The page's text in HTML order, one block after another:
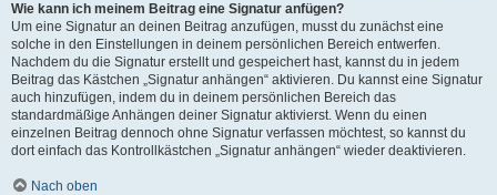
Wie kann ich meinem Beitrag eine Signatur anfügen?
Um eine Signatur an deinen Beitrag anzufügen, musst du zunächst eine
solche in den Einstellungen in deinem persönlichen Bereich entwerfen.
Nachdem du die Signatur erstellt und gespeichert hast, kannst du in jedem
Beitrag das Kästchen „Signatur anhängen“ aktivieren. Du kannst eine Signatur
auch hinzufügen, indem du in deinem persönlichen Bereich das
standardmäßige Anhängen deiner Signatur aktivierst. Wenn du einen
einzelnen Beitrag dennoch ohne Signatur verfassen möchtest, so kannst du
dort einfach das Kontrollkästchen „Signatur anhängen“ wieder deaktivieren.
Nach oben